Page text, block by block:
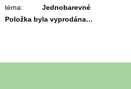
téma:
Jednobarevné
Položka byla vyprodána…